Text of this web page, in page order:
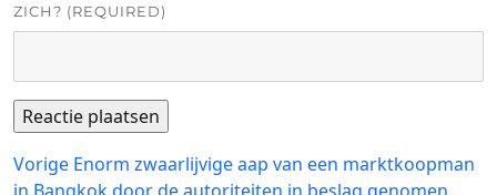
ZICH? (REQUIRED)
Bericht
Vorige Vorig
bericht:
Enorm zwaarlijvige aap van een marktkoopman